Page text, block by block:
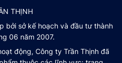
THỊNH
bởi sở kế hoạch và đầu tư thành
06 năm 2007.
động, Công ty Trần Thịnh đã